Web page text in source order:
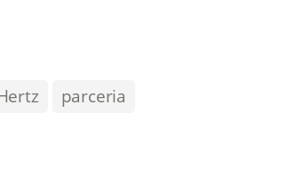
parceria